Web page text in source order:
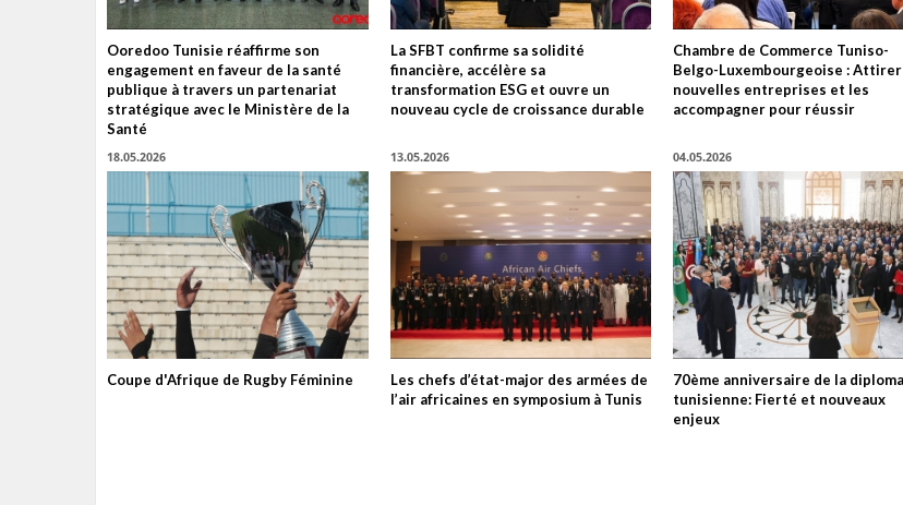
Ooredoo Tunisie réaffirme son
engagement en faveur de la santé
publique à travers un partenariat
stratégique avec le Ministère de la
Santé
La SFBT confirme sa solidité
financière, accélère sa
transformation ESG et ouvre un
nouveau cycle de croissance durable
Chambre de Commerce Tuniso-
Belgo-Luxembourgeoise : Attirer
nouvelles entreprises et les
accompagner pour réussir
18.05.2026
Coupe d'Afrique de Rugby Féminine
13.05.2026
Les chefs d’état-major des armées de
l’air africaines en symposium à Tunis
04.05.2026
70ème anniversaire de la
tunisienne: Fierté et nouveaux
enjeux